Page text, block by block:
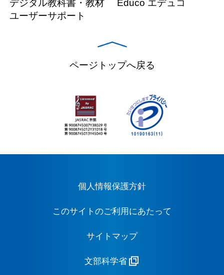
デジタル教科書・教材
ユーザーサポート
Educo エデュコ
ページトップへ戻る
個人情報保護方針
このサイトのご利用にあたって
サイトマップ
文部科学省